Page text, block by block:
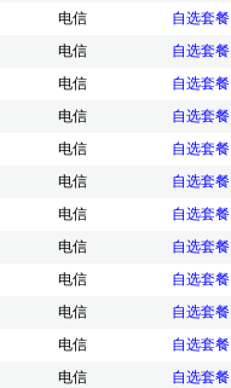
电信 自选套餐
电信 自选套餐
电信 自选套餐
电信 自选套餐
电信 自选套餐
电信 自选套餐
电信 自选套餐
电信 自选套餐
电信 自选套餐
电信 自选套餐
电信 自选套餐
电信 自选套餐